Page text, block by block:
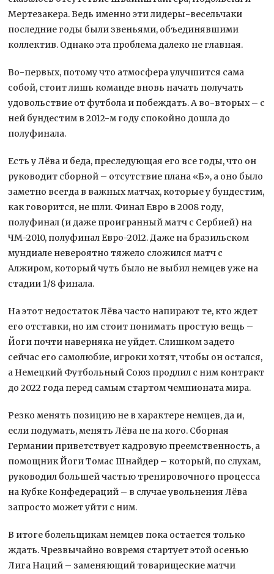
Мертезакера. Ведь именно эти лидеры-весельчаки
последние годы были звеньями, объединявшими
коллектив. Однако эта проблема далеко не главная.
Во-первых, потому что атмосфера улучшится сама
собой, стоит лишь команде вновь начать получать
удовольствие от футбола и побеждать. А во-вторых – с
ней бундестим в 2012-м году спокойно дошла до
полуфинала.
Есть у Лёва и беда, преследующая его все годы, что он
руководит сборной – отсутствие плана «Б», а оно было
заметно всегда в важных матчах, которые у бундестим,
как говорится, не шли. Финал Евро в 2008 году,
полуфинал (и даже проигранный матч с Сербией) на
ЧМ-2010, полуфинал Евро-2012. Даже на бразильском
мундиале невероятно тяжело сложился матч с
Алжиром, который чуть было не выбил немцев уже на
стадии 1/8 финала.
На этот недостаток Лёва часто напирают те, кто ждет
его отставки, но им стоит понимать простую вещь –
Йоги почти наверняка не уйдет. Слишком задето
сейчас его самолюбие, игроки хотят, чтобы он остался,
а Немецкий Футбольный Союз продлил с ним контракт
до 2022 года перед самым стартом чемпионата мира.
Резко менять позицию не в характере немцев, да и,
если подумать, менять Лёва не на кого. Сборная
Германии приветствует кадровую преемственность, а
помощник Йоги Томас Шнайдер – который, по слухам,
руководил большей частью тренировочного процесса
на Кубке Конфедераций – в случае увольнения Лёва
запросто может уйти с ним.
В итоге болельщикам немцев пока остается только
ждать. Чрезвычайно вовремя стартует этой осенью
Лига Наций – заменяющий товарищеские матчи